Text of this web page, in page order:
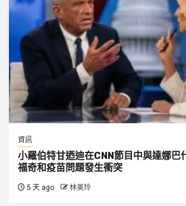
資訊
小羅伯特甘迺迪在CNN節目中與達娜巴
福奇和疫苗問題發生衝突
5 天 ago 林美玲